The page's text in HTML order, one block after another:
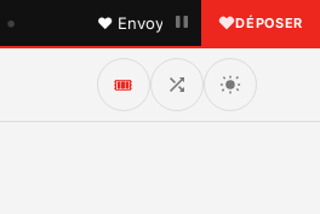
♥ Envoyez une dédicace àDÉPOSER
🎟️